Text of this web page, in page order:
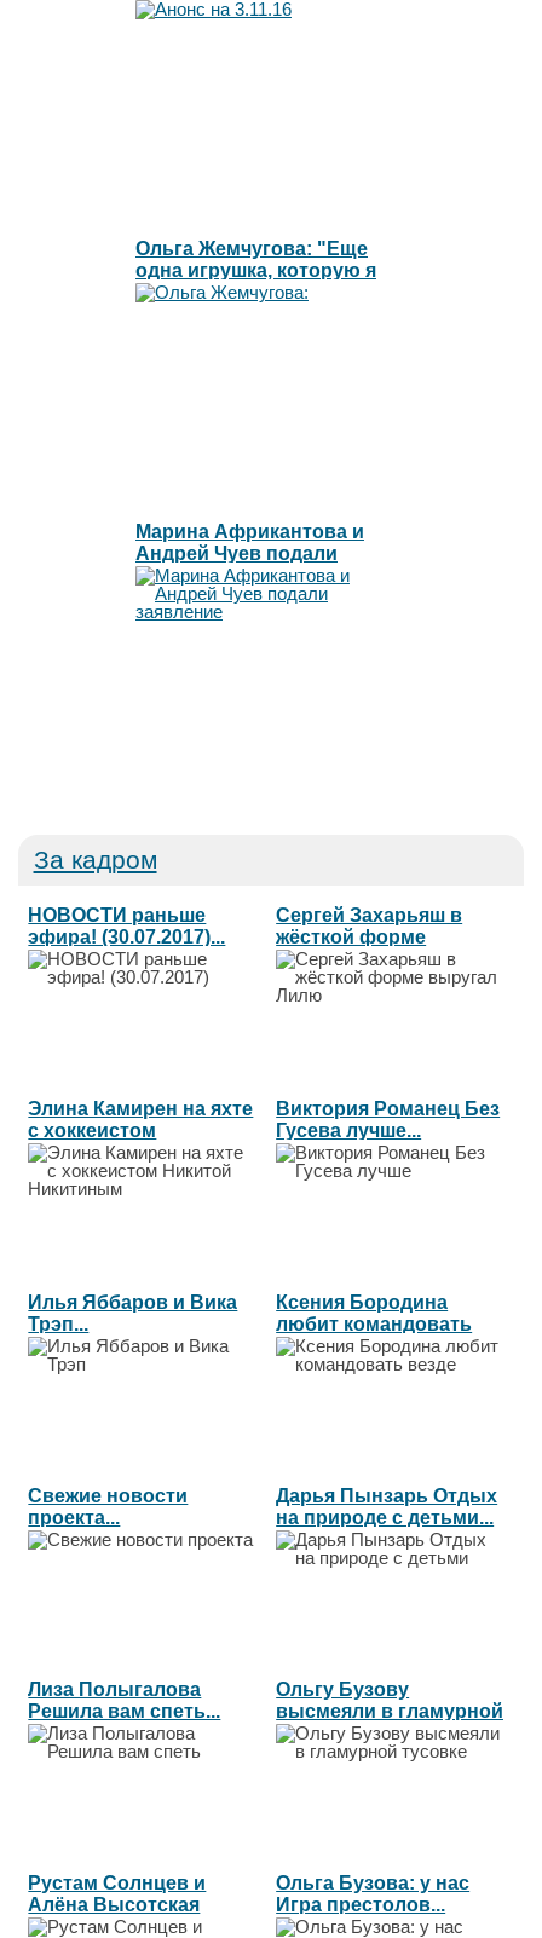
Ольга Жемчугова: "Еще
одна игрушка, которую я
готова сжечь"l
Марина Африкантова и
Андрей Чуев подали
заявление
За кадром
НОВОСТИ раньше
эфира! (30.07.2017)...
Сергей Захарьяш в
жёсткой форме
выругал Лилю...
Элина Камирен на яхте
с хоккеистом
Никитой...
Виктория Романец Без
Гусева лучше...
Илья Яббаров и Вика
Трэп...
Ксения Бородина
любит командовать
везде...
Свежие новости
проекта...
Дарья Пынзарь Отдых
на природе с детьми...
Лиза Полыгалова
Решила вам спеть...
Ольгу Бузову
высмеяли в гламурной
тусовке...
Рустам Солнцев и
Алёна Высотская
Опять неудача...
Ольга Бузова: у нас
Игра престолов...